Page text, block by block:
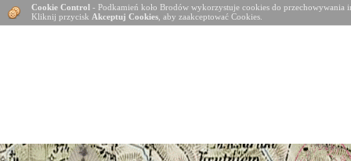
Cookie Control - Podkamień koło Brodów wykorzystuje cookies do
Kliknij przycisk Akceptuj Cookies , aby zaakceptować Cookies.